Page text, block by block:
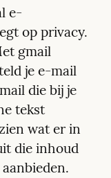
e-
op privacy.
gmail
je e-mail
die bij je
tekst
wat er in
die inhoud